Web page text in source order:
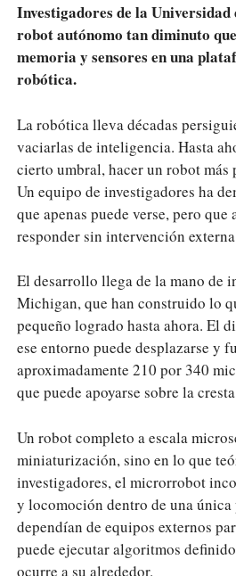
Investigadores de la
robot autónomo tan diminuto
memoria y sensores en una
robótica.
La robótica lleva décadas
vaciarlas de inteligencia. Hasta
cierto umbral, hacer un robot más
Un equipo de investigadores ha
que apenas puede verse, pero
responder sin intervención
El desarrollo llega de la mano de
Michigan, que han construido lo
pequeño logrado hasta ahora. El
ese entorno puede desplazarse y
aproximadamente 210 por 340
que puede apoyarse sobre la
Un robot completo a escala
miniaturización, sino en lo que
investigadores, el microrrobot
y locomoción dentro de una única
dependían de equipos externos
puede ejecutar algoritmos
ocurre a su alrededor.